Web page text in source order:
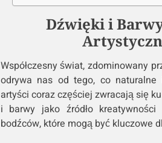
Dźwięki i
Współczesny świat, zdominowany
odrywa nas od tego, co
artyści coraz częściej zwracają się
i barwy jako źródło
bodźców, które mogą być kluczowe